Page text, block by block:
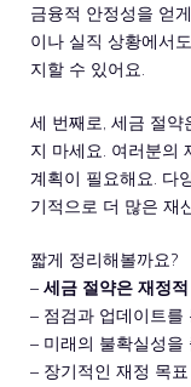
금융적 안정성을 얻
이나 실직 상황에서
지할 수 있어요.
세 번째로, 세금 절약
지 마세요. 여러분의
계획이 필요해요. 다
기적으로 더 많은 재
짧게 정리해볼까요?
– 세금 절약은 재정
– 점검과 업데이트를
– 미래의 불확실성을
– 장기적인 재정 목